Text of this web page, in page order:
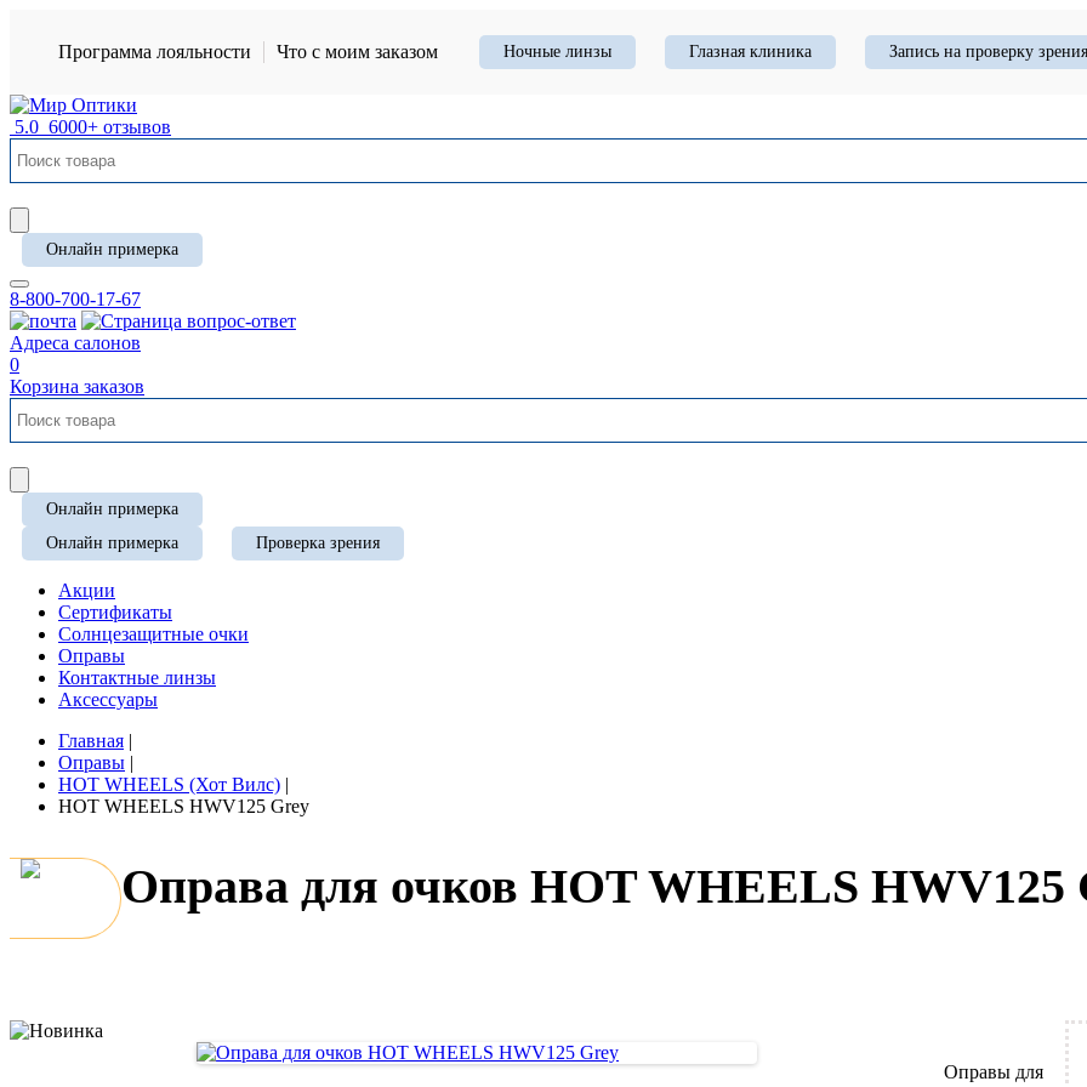
Программа лояльности Что с моим заказом Ночные линзы Глазная клиника Запись на проверку зрения
5.0 6000+ отзывов
Онлайн примерка
8-800-700-17-67
Адреса салонов
0
Корзина заказов
Онлайн примерка
Онлайн примерка
Проверка зрения
Акции
Сертификаты
Солнцезащитные очки
Оправы
Контактные линзы
Аксессуары
Главная |
Оправы |
HOT WHEELS (Хот Вилс) |
HOT WHEELS HWV125 Grey
Оправа для очков HOT WHEELS HWV125
Оправы для